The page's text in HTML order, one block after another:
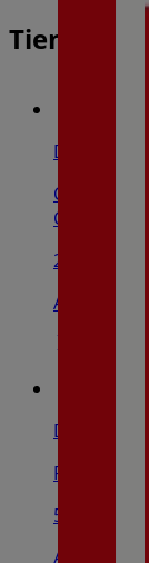
Tiendas
Dia
Calle Del
Cotos De
2.8 km
Abierto
Dia
Plaza Del
5.8 km
Abierto